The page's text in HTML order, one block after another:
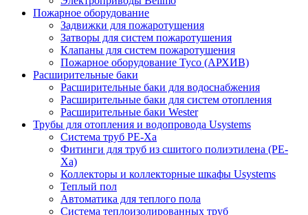
Пожарное оборудование
Задвижки для пожаротушения
Затворы для систем пожаротушения
Клапаны для систем пожаротушения
Пожарное оборудование Tyco (АРХИВ)
Расширительные баки
Расширительные баки для водоснабжения
Расширительные баки для систем отопления
Расширительные баки Wester
Трубы для отопления и водопровода Usystems
Система труб PE-Xa
Фитинги для труб из сшитого полиэтилена (PE-
Xa)
Коллекторы и коллекторные шкафы Usystems
Теплый пол
Автоматика для теплого пола
Система теплоизолированных труб